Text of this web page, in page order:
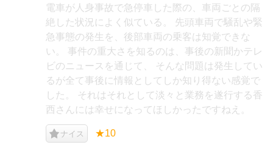
電車が人身事故で急停車した際の、車両ごとの隔
絶した状況によく似ている。 先頭車両で騒乱や緊
急事態の発生を、後部車両の乗客は知覚できな
い。 事件の重大さを知るのは、事後の新聞かテレ
ビのニュースを通じて、 そんな問題は発生してい
るが全て事後に情報としてしか知り得ない感覚で
した。 それはそれとして淡々と業務を遂行する香
西さんには幸せになってほしかったですねえ。
ナイス ★10